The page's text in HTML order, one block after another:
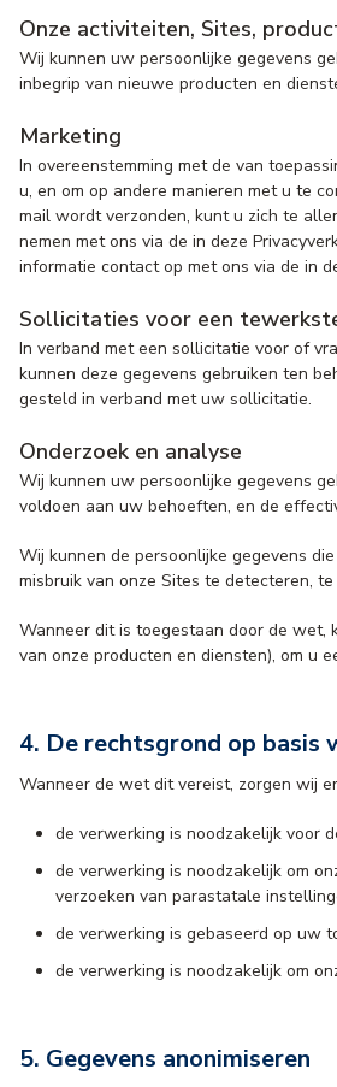
Onze activiteiten, Sites,
Wij kunnen uw persoonlijke gegevens
inbegrip van nieuwe producten en
Marketing
In overeenstemming met de van
u, en om op andere manieren met u te
mail wordt verzonden, kunt u zich te
nemen met ons via de in deze
informatie contact op met ons via de in
Sollicitaties voor een
In verband met een sollicitatie voor of
kunnen deze gegevens gebruiken ten
gesteld in verband met uw sollicitatie.
Onderzoek en analyse
Wij kunnen uw persoonlijke gegevens
voldoen aan uw behoeften, en de
Wij kunnen de persoonlijke gegevens
misbruik van onze Sites te detecteren,
Wanneer dit is toegestaan door de wet,
van onze producten en diensten), om u
4. De rechtsgrond op basis
Wanneer de wet dit vereist, zorgen wij
de verwerking is noodzakelijk voor
de verwerking is noodzakelijk om
verzoeken van parastatale
de verwerking is gebaseerd op uw
de verwerking is noodzakelijk om
5. Gegevens anonimiseren